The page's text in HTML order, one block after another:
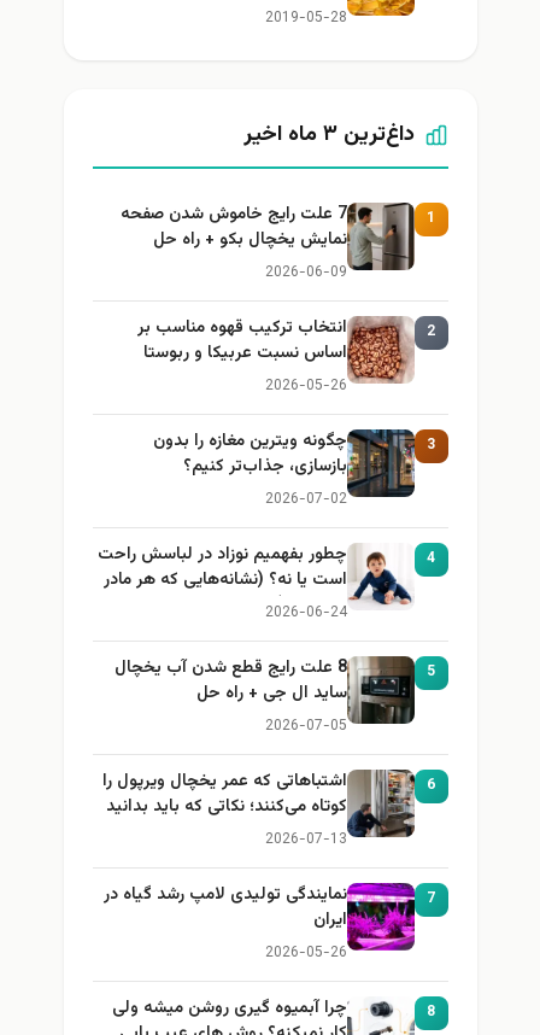
2019-05-28
داغ‌ترین ۳ ماه اخیر
1
7 علت رایج خاموش شدن صفحه
نمایش یخچال بکو + راه حل
2026-06-09
2
انتخاب ترکیب قهوه مناسب بر
اساس نسبت عربیکا و ربوستا
2026-05-26
3
چگونه ویترین مغازه را بدون
بازسازی، جذاب‌تر کنیم؟
2026-07-02
4
چطور بفهمیم نوزاد در لباسش راحت
است یا نه؟ (نشانه‌هایی که هر مادر
باید بداند)
2026-06-24
5
8 علت رایج قطع شدن آب یخچال
ساید ال جی + راه حل
2026-07-05
6
اشتباهاتی که عمر یخچال ویرپول را
کوتاه می‌کنند؛ نکاتی که باید بدانید
2026-07-13
7
نمایندگی تولیدی لامپ رشد گیاه در
ایران
2026-05-26
8
چرا آبمیوه گیری روشن میشه ولی